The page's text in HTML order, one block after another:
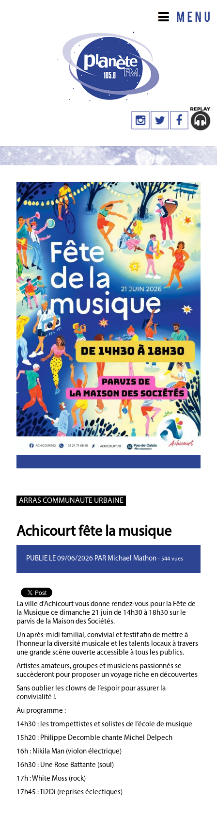
ARRAS COMMUNAUTE URBAINE
Achicourt fête la musique
PUBLIE LE 09/06/2026 PAR Michael Mathon - 544 vues
La ville d’Achicourt vous donne rendez-vous pour la Fête de
la Musique ce dimanche 21 juin de 14h30 à 18h30 sur le
parvis de la Maison des Sociétés.
Un après-midi familial, convivial et festif afin de mettre à
l’honneur la diversité musicale et les talents locaux à travers
une grande scène ouverte accessible à tous les publics.
Artistes amateurs, groupes et musiciens passionnés se
succèderont pour proposer un voyage riche en découvertes
Sans oublier les clowns de l’espoir pour assurer la
convivialité !.
Au programme :
14h30 : les trompettistes et solistes de l’école de musique
15h20 : Philippe Decomble chante Michel Delpech
16h : Nikila Man (violon électrique)
16h30 : Une Rose Battante (soul)
17h : White Moss (rock)
17h45 : Ti2Di (reprises éclectiques)